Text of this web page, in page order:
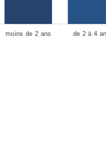
moins de 2 ans
de 2 à 4